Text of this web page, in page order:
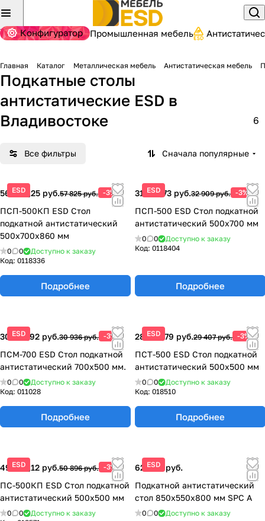
Конфигуратор Промышленная мебель
Главная Каталог Металлическая мебель Антистатическая мебель
Подкатные столы
антистатические ESD в
Владивостоке
6
Все фильтры Сначала популярные
ESD
56 090,25 руб.57 825 руб. -3%
ПСП-500КП ESD Стол
подкатной антистатический
500х700х860 мм
0 0
Доступно к заказу
Код: 0118336
Подробнее
ESD
31 921,73 руб.32 909 руб. -3%
ПСП-500 ESD Стол подкатной
антистатический 500х700 мм
0 0
Доступно к заказу
Код: 0118404
Подробнее
ESD
30 007,92 руб.30 936 руб. -3%
ПСМ-700 ESD Стол подкатной
антистатический 700x500 мм.
0 0
Доступно к заказу
Код: 011028
Подробнее
ESD
28 524,79 руб.29 407 руб. -3%
ПСТ-500 ESD Стол подкатной
антистатический 500х500 мм
0 0
Доступно к заказу
Код: 018510
Подробнее
ESD
49 369,12 руб.50 896 руб. -3%
ПС-500КП ESD Стол подкатной
антистатический 500х500 мм
0 0
Доступно к заказу
ESD
62 069 руб.
Подкатной антистатический
стол 850x550x800 мм SPC A
0 0 Доступно к заказу